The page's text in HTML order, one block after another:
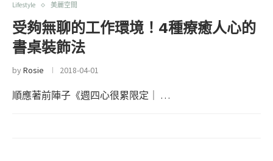
Lifestyle 美麗空間
受夠無聊的工作環境！4種療癒人心的
書桌裝飾法
byRosie 2018-04-01
順應著前陣子《週四心很累限定｜ …